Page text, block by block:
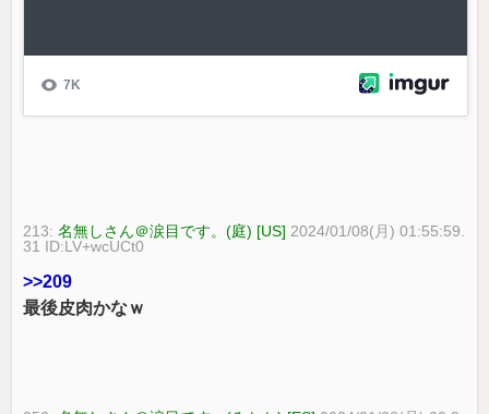
213:名無しさん＠涙目です。(庭) [US] 2024/01/08(月) 01:55:59.
31 ID:LV+wcUCt0
>>209
最後皮肉かなｗ